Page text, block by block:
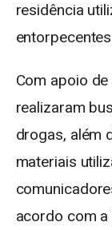
residência
Com apoio
realizaram
drogas, além
materiais
acordo com